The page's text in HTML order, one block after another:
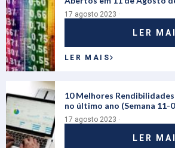
17 agosto 2023 ·
LER
LER MAIS
10 Melhores
no último ano (Semana 11-
17 agosto 2023 ·
LER